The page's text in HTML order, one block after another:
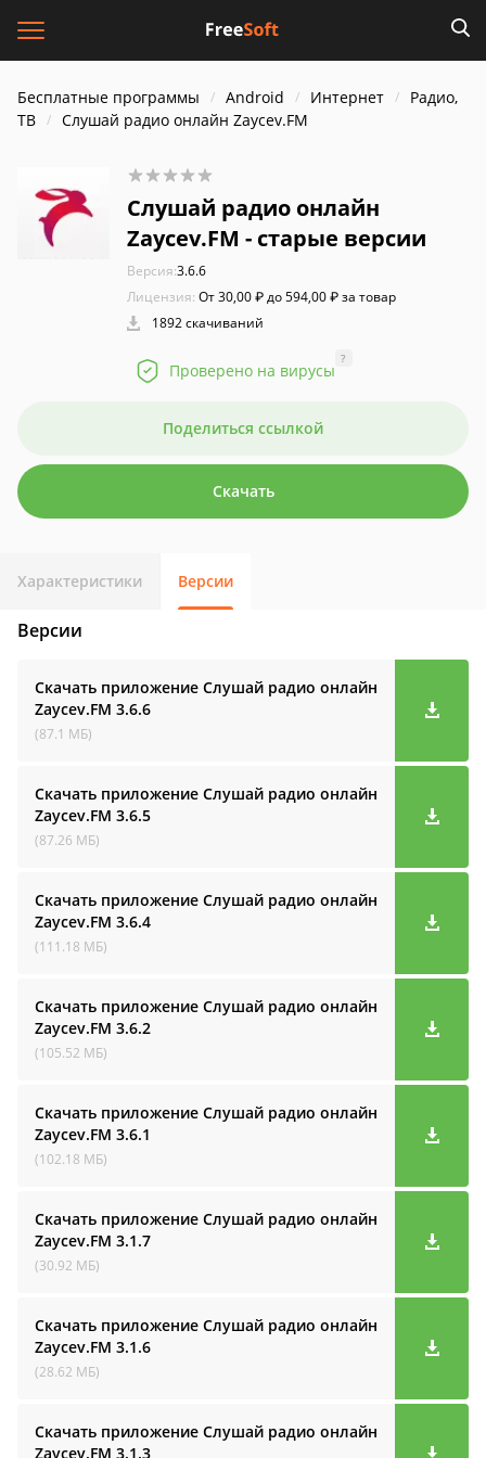
Бесплатные программы Android Интернет
Радио,
ТВ
Слушай радио онлайн Zaycev.FM
Слушай радио онлайн
Zaycev.FM - старые версии
Версия:3.6.6
Лицензия: От 30,00 ₽ до 594,00 ₽ за товар
1892 скачиваний
Проверено на вирусы
?
Поделиться ссылкой
Скачать
Характеристики Версии
Версии
Скачать приложение Слушай радио онлайн
Zaycev.FM 3.6.6
(87.1 МБ)
Скачать приложение Слушай радио онлайн
Zaycev.FM 3.6.5
(87.26 МБ)
Скачать приложение Слушай радио онлайн
Zaycev.FM 3.6.4
(111.18 МБ)
Скачать приложение Слушай радио онлайн
Zaycev.FM 3.6.2
(105.52 МБ)
Скачать приложение Слушай радио онлайн
Zaycev.FM 3.6.1
(102.18 МБ)
Скачать приложение Слушай радио онлайн
Zaycev.FM 3.1.7
(30.92 МБ)
Скачать приложение Слушай радио онлайн
Zaycev.FM 3.1.6
(28.62 МБ)
Скачать приложение Слушай радио онлайн
Zaycev.FM 3.1.3